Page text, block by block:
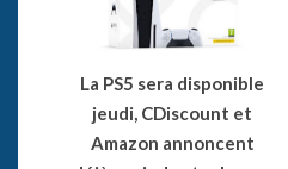
La PS5 sera disponible
jeudi, CDiscount et
Amazon annoncent